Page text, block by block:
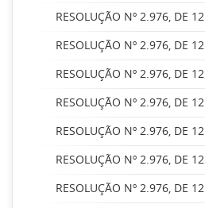
RESOLUÇÃO Nº 2.976, DE
RESOLUÇÃO Nº 2.976, DE
RESOLUÇÃO Nº 2.976, DE
RESOLUÇÃO Nº 2.976, DE
RESOLUÇÃO Nº 2.976, DE
RESOLUÇÃO Nº 2.976, DE
RESOLUÇÃO Nº 2.976, DE